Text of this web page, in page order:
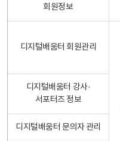
회원정보
디지털배움터 회원관리
디지털배움터 강사·
서포터즈 정보
디지털배움터 문의자 관리